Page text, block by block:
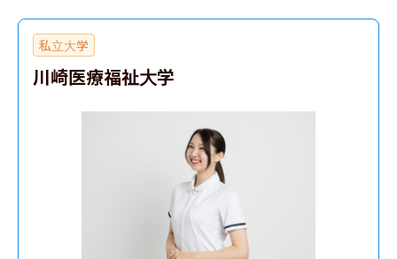
私立大学
川崎医療福祉大学